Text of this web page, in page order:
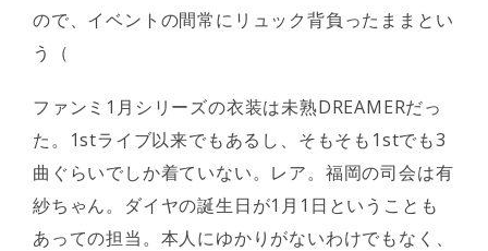
ので、イベントの間常にリュック背負ったままとい
う（
ファンミ1月シリーズの衣装は未熟DREAMERだっ
た。1stライブ以来でもあるし、そもそも1stでも3
曲ぐらいでしか着ていない。レア。福岡の司会は有
紗ちゃん。ダイヤの誕生日が1月1日ということも
あっての担当。本人にゆかりがないわけでもなく、